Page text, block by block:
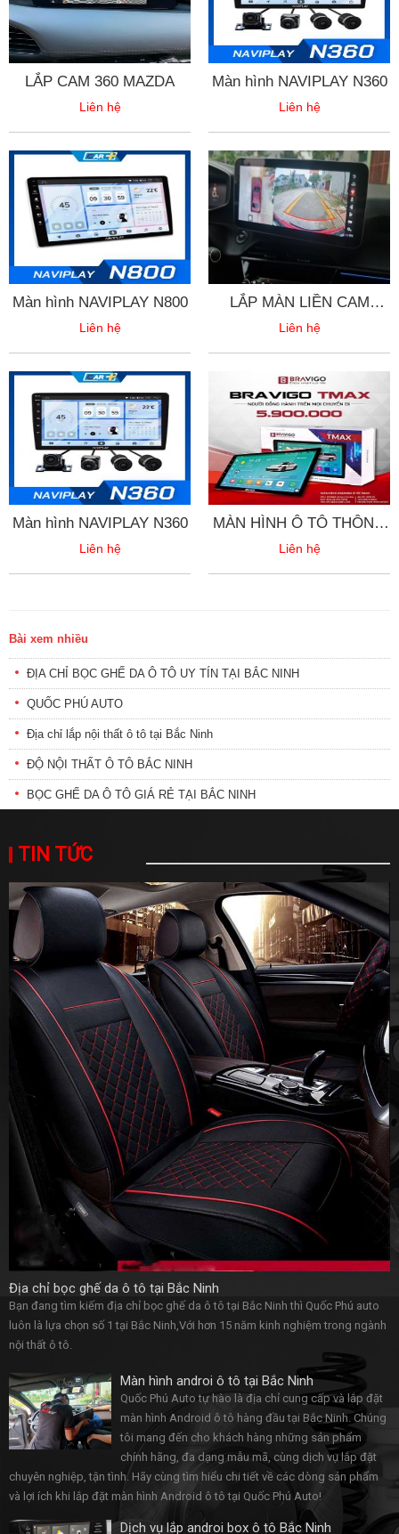
LẮP CAM 360 MAZDA
Liên hệ
Màn hình NAVIPLAY N360
Liên hệ
Màn hình NAVIPLAY N800
Liên hệ
LẮP MÀN LIỀN CAM
PEUGEOT
Liên hệ
Màn hình NAVIPLAY N360
Liên hệ
MÀN HÌNH Ô TÔ THÔNG
MINH BRAVIGOTMAX
Liên hệ
Bài xem nhiều
ĐỊA CHỈ BỌC GHẾ DA Ô TÔ UY TÍN TẠI BẮC NINH
QUỐC PHÚ AUTO
Địa chỉ lắp nội thất ô tô tại Bắc Ninh
ĐỘ NỘI THẤT Ô TÔ BẮC NINH
BỌC GHẾ DA Ô TÔ GIÁ RẺ TẠI BẮC NINH
TIN TỨC
Địa chỉ bọc ghế da ô tô tại Bắc Ninh
Bạn đang tìm kiếm địa chỉ bọc ghế da ô tô tại Bắc Ninh thì Quốc Phú auto
luôn là lựa chọn số 1 tại Bắc Ninh,Với hơn 15 năm kinh nghiệm trong ngành
nội thất ô tô.
Màn hình androi ô tô tại Bắc Ninh
Quốc Phú Auto tự hào là địa chỉ cung cấp và lắp đặt
màn hình Android ô tô hàng đầu tại Bắc Ninh. Chúng
tôi mang đến cho khách hàng những sản phẩm
chính hãng, đa dạng mẫu mã, cùng dịch vụ lắp đặt
chuyên nghiệp, tận tình. Hãy cùng tìm hiểu chi tiết về các dòng sản phẩm
và lợi ích khi lắp đặt màn hình Android ô tô tại Quốc Phú Auto!
Dịch vụ lắp androi box ô tô Bắc Ninh